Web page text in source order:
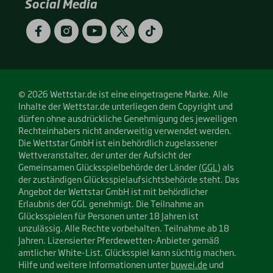
Google
Play)
App
Store)
Social Media
FacebookInstagramYouTubeTwitterTikTok
© 2026 Wettstar.de ist eine eingetragene Marke. Alle
Inhalte der Wettstar.de unterliegen dem Copyright und
dürfen ohne ausdrückliche Genehmigung des jeweiligen
Rechteinhabers nicht anderweitig verwendet werden.
Die Wettstar GmbH ist ein behördlich zugelassener
Wettveranstalter, der unter der Aufsicht der
Gemeinsamen Glücksspielbehörde der Länder (GGL ) als
der zuständigen Glücksspielaufsichtsbehörde steht. Das
Angebot der Wettstar GmbH ist mit behördlicher
Erlaubnis der GGL genehmigt. Die Teilnahme an
Glücksspielen für Personen unter 18 Jahren ist
unzulässig. Alle Rechte vorbehalten. Teilnahme ab 18
Jahren. Lizensierter Pferdewetten-Anbieter gemäß
amtlicher White-List. Glücksspiel kann süchtig machen.
Hilfe und weitere Informationen unterbuwei.deund